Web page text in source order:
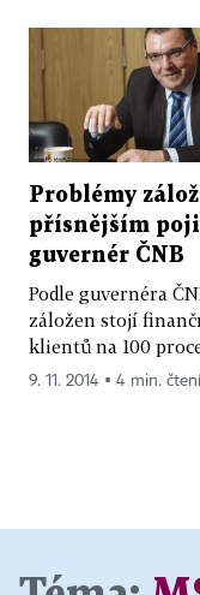
Problémy
přísnějším
guvernér ČNB
Podle guvernéra
záložen stojí
klientů na 100
9. 11. 2014 ▪ 4 min. čtení